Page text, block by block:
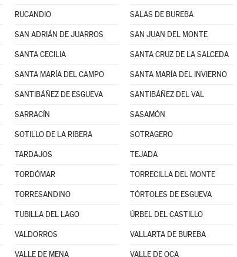
RUCANDIO SALAS DE BUREBA
SAN ADRIÁN DE JUARROS SAN JUAN DEL MONTE
SANTA CECILIA SANTA CRUZ DE LA SALCEDA
SANTA MARÍA DEL CAMPO SANTA MARÍA DEL INVIERNO
SANTIBÁÑEZ DE ESGUEVA SANTIBÁÑEZ DEL VAL
SARRACÍN SASAMÓN
SOTILLO DE LA RIBERA SOTRAGERO
TARDAJOS TEJADA
TORDÓMAR TORRECILLA DEL MONTE
TORRESANDINO TÓRTOLES DE ESGUEVA
TUBILLA DEL LAGO ÚRBEL DEL CASTILLO
VALDORROS VALLARTA DE BUREBA
VALLE DE MENA VALLE DE OCA